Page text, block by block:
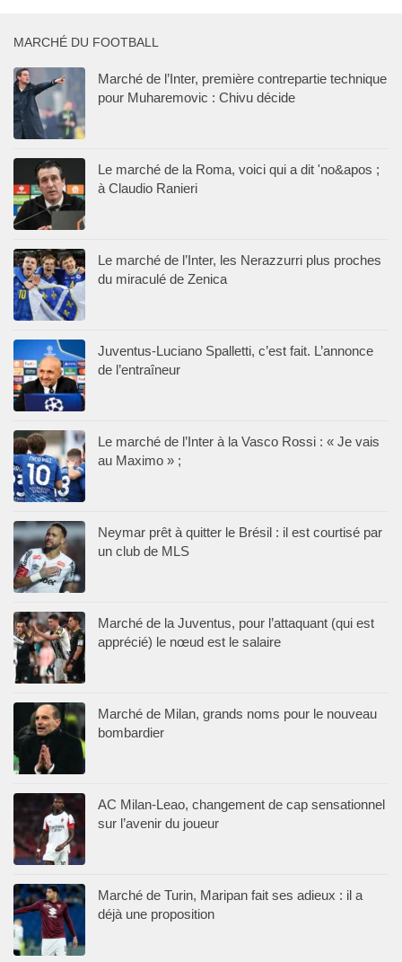
MARCHÉ DU FOOTBALL
Marché de l’Inter, première contrepartie technique
pour Muharemovic : Chivu décide
Le marché de la Roma, voici qui a dit 'no&apos ;
à Claudio Ranieri
Le marché de l’Inter, les Nerazzurri plus proches
du miraculé de Zenica
Juventus-Luciano Spalletti, c’est fait. L’annonce
de l’entraîneur
Le marché de l’Inter à la Vasco Rossi : « Je vais
au Maximo » ;
Neymar prêt à quitter le Brésil : il est courtisé par
un club de MLS
Marché de la Juventus, pour l’attaquant (qui est
apprécié) le nœud est le salaire
Marché de Milan, grands noms pour le nouveau
bombardier
AC Milan-Leao, changement de cap sensationnel
sur l’avenir du joueur
Marché de Turin, Maripan fait ses adieux : il a
déjà une proposition